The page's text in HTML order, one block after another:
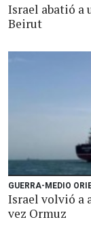
Israel abatió a
Beirut
GUERRA-MEDIO
Israel volvió a
vez Ormuz